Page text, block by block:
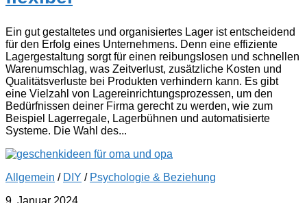
Ein gut gestaltetes und organisiertes Lager ist entscheidend
für den Erfolg eines Unternehmens. Denn eine effiziente
Lagergestaltung sorgt für einen reibungslosen und schnellen
Warenumschlag, was Zeitverlust, zusätzliche Kosten und
Qualitätsverluste bei Produkten verhindern kann. Es gibt
eine Vielzahl von Lagereinrichtungsprozessen, um den
Bedürfnissen deiner Firma gerecht zu werden, wie zum
Beispiel Lagerregale, Lagerbühnen und automatisierte
Systeme. Die Wahl des...
Allgemein / DIY / Psychologie & Beziehung
9. Januar 2024